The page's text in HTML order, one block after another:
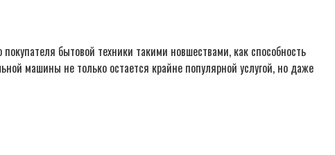
бытовой техники такими новшествами, как способность
машины не только остается крайне популярной услугой, но даже